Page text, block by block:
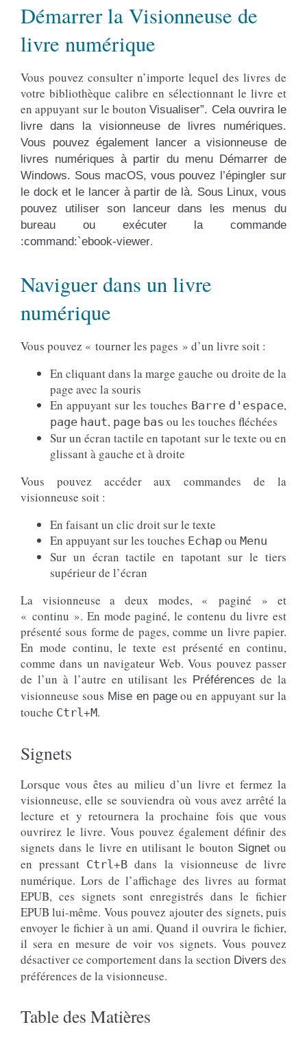
Démarrer la Visionneuse de
livre numérique
Vous pouvez consulter n’importe lequel des livres de
votre bibliothèque calibre en sélectionnant le livre et
en appuyant sur le boutonVisualiser”. Cela ouvrira le
livre dans la visionneuse de livres numériques.
Vous pouvez également lancer a visionneuse de
livres numériques à partir du menu Démarrer de
Windows. Sous macOS, vous pouvez l’épingler sur
le dock et le lancer à partir de là. Sous Linux, vous
pouvez utiliser son lanceur dans les menus du
bureau ou exécuter la commande
:command:`ebook-viewer.
Naviguer dans un livre
numérique
Vous pouvez « tourner les pages » d’un livre soit :
En cliquant dans la marge gauche ou droite de la
page avec la souris
En appuyant sur les touches Barre d'espace,
page haut, page bas ou les touches fléchées
Sur un écran tactile en tapotant sur le texte ou en
glissant à gauche et à droite
Vous pouvez accéder aux commandes de la
visionneuse soit :
En faisant un clic droit sur le texte
En appuyant sur les touches Echapou Menu
Sur un écran tactile en tapotant sur le tiers
supérieur de l’écran
La visionneuse a deux modes, « paginé » et
« continu ». En mode paginé, le contenu du livre est
présenté sous forme de pages, comme un livre papier.
En mode continu, le texte est présenté en continu,
comme dans un navigateur Web. Vous pouvez passer
de l’un à l’autre en utilisant les Préférences de la
visionneuse sous Mise en pageou en appuyant sur la
touche Ctrl +M.
Signets
Lorsque vous êtes au milieu d’un livre et fermez la
visionneuse, elle se souviendra où vous avez arrêté la
lecture et y retournera la prochaine fois que vous
ouvrirez le livre. Vous pouvez également définir des
signets dans le livre en utilisant le bouton Signetou
en pressant Ctrl+B dans la visionneuse de livre
numérique. Lors de l’affichage des livres au format
EPUB, ces signets sont enregistrés dans le fichier
EPUB lui-même. Vous pouvez ajouter des signets, puis
envoyer le fichier à un ami. Quand il ouvrira le fichier,
il sera en mesure de voir vos signets. Vous pouvez
désactiver ce comportement dans la section Divers des
préférences de la visionneuse.
Table des Matières